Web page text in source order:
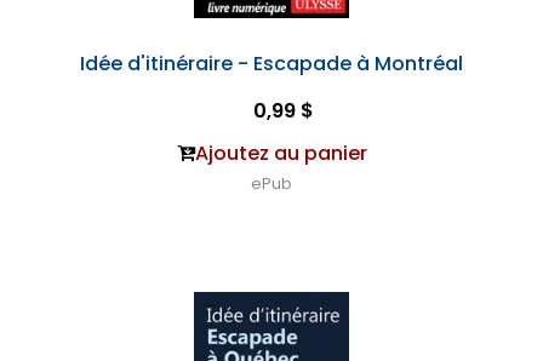
Idée d'itinéraire - Escapade à Montréal
0,99 $
Ajoutez au panier
ePub